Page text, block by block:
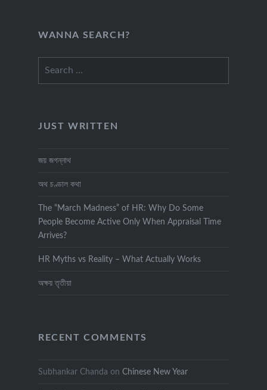
WANNA SEARCH?
JUST WRITTEN
জয় জগন্নাথ
অথ চণ্ডাল কথা
The “March Madness” of HR: Why Do Some
People Become Active Only When Appraisal Time
Arrives?
HR Myths vs Reality – What Actually Works
অক্ষয় তৃতীয়া
RECENT COMMENTS
Subhankar Chanda on Chinese New Year